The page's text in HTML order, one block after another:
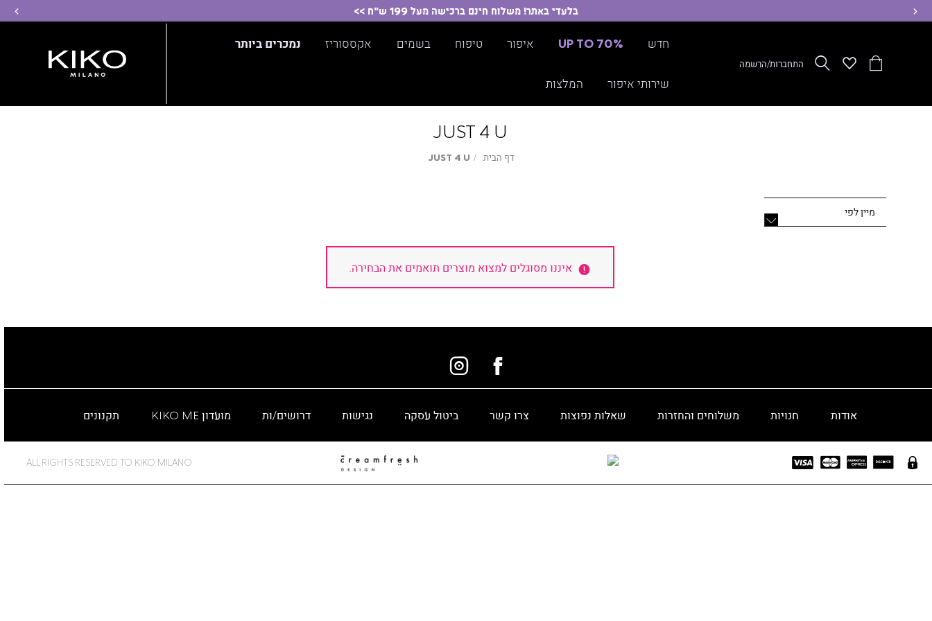
בלעדי באתר! משלוח חינם ברכישה מעל 199 ש"ח >>
הסל
Wishlistחפשהתחברות/הרשמה
חדש UP TO 70% איפור טיפוח בשמים אקססוריז נמכרים ביותר
שירותי איפור המלצות
JUST 4 U
דף הבית
דף JUST 4 U
איננו מסוגלים למצוא מוצרים תואמים את הבחירה.
אודות חנויות משלוחים והחזרות שאלות נפוצות צרו קשר ביטול עסקה נגישות דרושים/ות מועדון KIKO ME תקנונים
ALL RIGHTS RESERVED TO KIKO MILANO